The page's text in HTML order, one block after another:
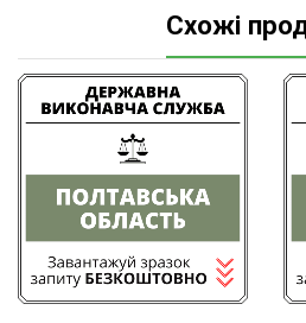
Схожі